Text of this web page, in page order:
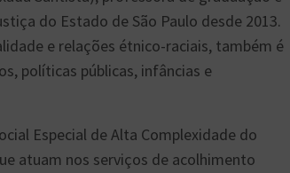
do Estado de São Paulo desde 2013.
e relações étnico-raciais, também é
políticas públicas, infâncias e
Especial de Alta Complexidade do
atuam nos serviços de acolhimento